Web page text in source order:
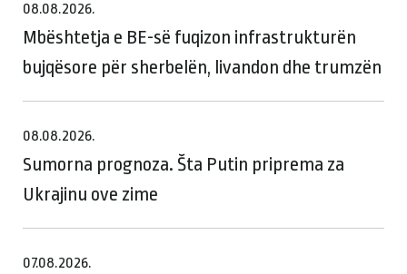
08.08.2026.
Mbështetja e BE-së fuqizon infrastrukturën
bujqësore për sherbelën, livandon dhe trumzën
08.08.2026.
Sumorna prognoza. Šta Putin priprema za
Ukrajinu ove zime
07.08.2026.